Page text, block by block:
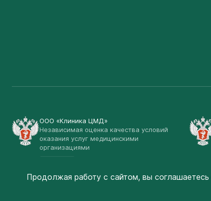
ООО «Клиника ЦМД»
Независимая оценка качества условий
оказания услуг медицинскими
организациями
Продолжая работу с сайтом, вы соглашаетесь